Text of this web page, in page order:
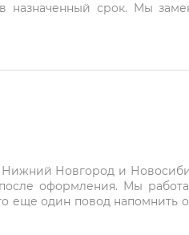
назначенный срок. Мы
Нижний Новгород и
оформления. Мы
еще один повод напомнить